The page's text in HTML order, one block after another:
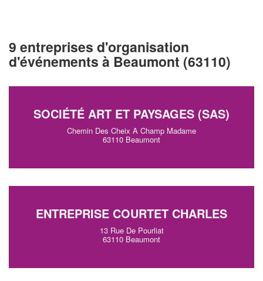
9 entreprises d'organisation
d'événements à Beaumont (63110)
SOCIÉTÉ ART ET PAYSAGES (SAS)
Chemin Des Cheix A Champ Madame
63110 Beaumont
ENTREPRISE COURTET CHARLES
13 Rue De Pourliat
63110 Beaumont